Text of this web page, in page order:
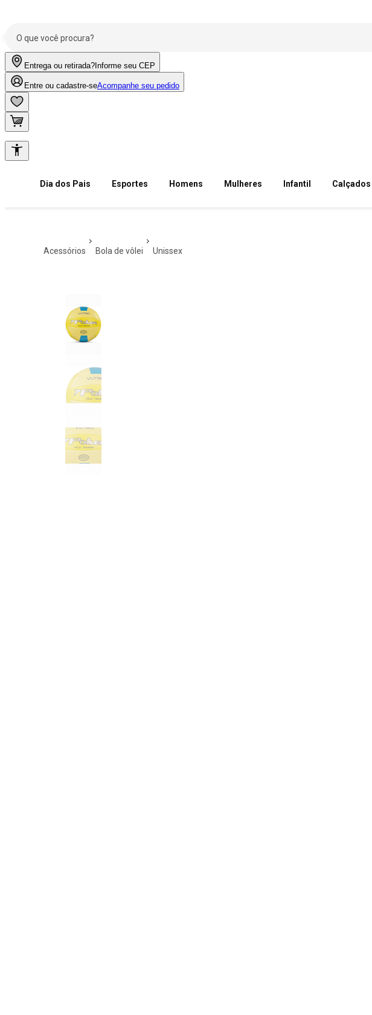
Entrega ou retirada? Informe seu CEP
Entre ou cadastre-seAcompanhe seu pedido
Dia dos Pais Esportes Homens Mulheres Infantil Calçados
acessórios bola de vôlei unissex